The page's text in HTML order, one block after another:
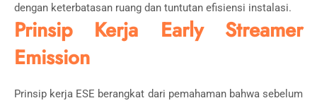
dengan keterbatasan ruang dan tuntutan efisiensi instalasi.
Prinsip Kerja Early Streamer
Emission
Prinsip kerja ESE berangkat dari pemahaman bahwa sebelum